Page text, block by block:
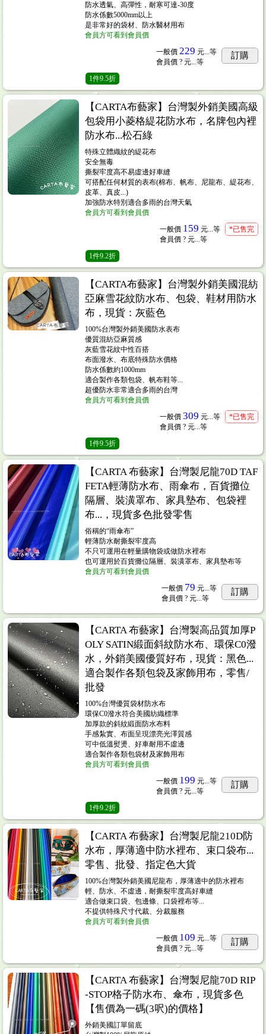
防水透氣、高彈性，耐寒可達-30度
防水係數5000mm以上
是非常好的袋材、防水醫材用布
會員方可看到會員價
一般價 229 元...等
會員價 ? 元...等
訂購
1件9.5折
【CARTA布藝家】台灣製外銷美國高級
包袋用小菱格緹花防水布，名牌包內裡
防水布...松石綠
特殊立體織紋的緹花布
安全無毒
撕裂牢度高不易虛邊好車縫
可搭配任何材質的表布(棉布、帆布、尼龍布、緹花布、
皮革、真皮...)
加強防水特別適合多雨的台灣天氣
會員方可看到會員價
一般價 159 元...等
會員價 ? 元...等
*已售完
1件9.2折
【CARTA布藝家】台灣製外銷美國混紡
亞麻雪花紋防水布、包袋、鞋材用防水
布，現貨：灰藍色
100%台灣製外銷美國防水表布
優質混紡亞麻質感
灰藍雪花紋中性百搭
布面潑水、布底特殊防水價格
防水係數約1000mm
適合製作各類包袋、帆布鞋等...
超優防水非常適合多雨的台灣
會員方可看到會員價
一般價 309 元...等
會員價 ? 元...等
*已售完
1件9.5折
【CARTA 布藝家】台灣製尼龍70D TAF
FETA輕薄防水布、雨傘布，百貨攤位
隔層、裝潢罩布、家具墊布、包袋裡
布...，現貨多色批發零售
俗稱的“雨傘布”
輕薄防水耐撕裂牢度高
不只可運用在輕量購物袋或做防水裡布
也可運用於百貨攤位隔層、裝潢罩布、家具墊布等
會員方可看到會員價
一般價 79 元...等
會員價 ? 元...等
訂購
【CARTA 布藝家】台灣製高品質加厚P
OLY SATIN緞面斜紋防水布、環保C0潑
水，外銷美國優質好布，現貨：黑色...
適合製作各類包袋及家飾用布，零售/
批發
100%台灣優質袋材防水布
環保C0潑水符合美國紡織標準
加厚款的斜紋緞面防水布料
手感紮實、布面呈現漂亮光澤質感
可中低溫熨燙、好車耐用不虛邊
適合製作各類包袋材及家飾用布
會員方可看到會員價
一般價 199 元...等
會員價 ? 元...等
訂購
1件9.2折
【CARTA 布藝家】台灣製尼龍210D防
水布，厚薄適中防水裡布、束口袋布...
零售、批發、指定色大貨
100%台灣製外銷美國尼龍布，厚薄適中的防水裡布
輕、防水、不虛邊，耐撕裂牢度高好車縫
適合做束口袋、包邊條、口袋裡布等...
不提供特殊尺寸代裁、分裁服務
會員方可看到會員價
一般價 109 元...等
會員價 ? 元...等
訂購
【CARTA 布藝家】台灣製尼龍70D RIP
-STOP格子防水布、傘布，現貨多色
【售價為一碼(3呎)的價格】
外銷美國訂單留底